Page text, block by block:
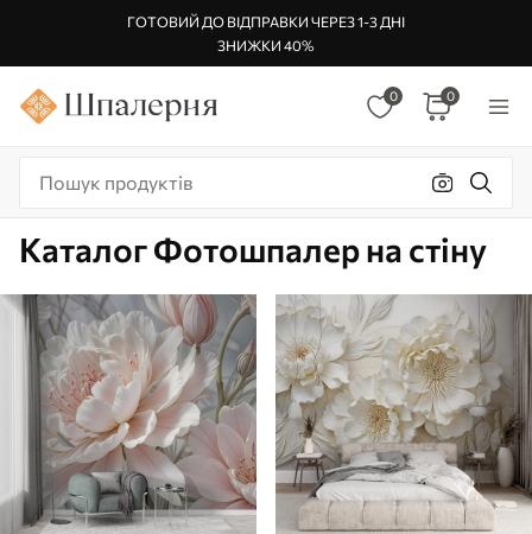
ГОТОВИЙ ДО ВІДПРАВКИ ЧЕРЕЗ 1-3 ДНІ
ЗНИЖКИ 40%
0 0
Каталог Фотошпалер на стіну